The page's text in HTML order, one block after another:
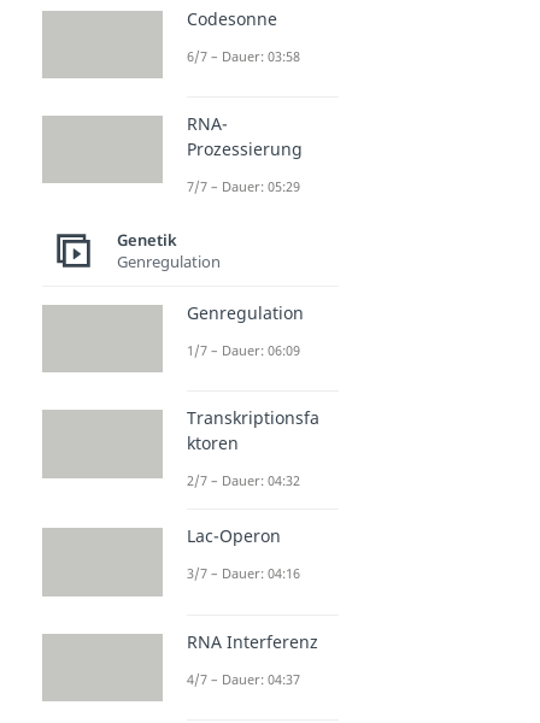
Codesonne
6/7 – Dauer: 03:58
RNA-
Prozessierung
7/7 – Dauer: 05:29
Genetik
Genregulation
Genregulation
1/7 – Dauer: 06:09
Transkriptionsfa
ktoren
2/7 – Dauer: 04:32
Lac-Operon
3/7 – Dauer: 04:16
RNA Interferenz
4/7 – Dauer: 04:37